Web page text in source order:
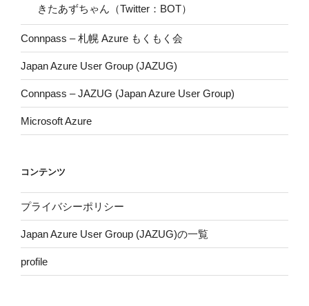
きたあずちゃん（Twitter：BOT）
Connpass – 札幌 Azure もくもく会
Japan Azure User Group (JAZUG)
Connpass – JAZUG (Japan Azure User Group)
Microsoft Azure
コンテンツ
プライバシーポリシー
Japan Azure User Group (JAZUG)の一覧
profile